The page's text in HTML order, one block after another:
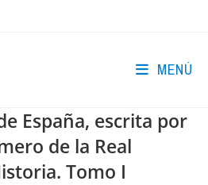
MENÚ
España, escrita por
de la Real
Tomo I